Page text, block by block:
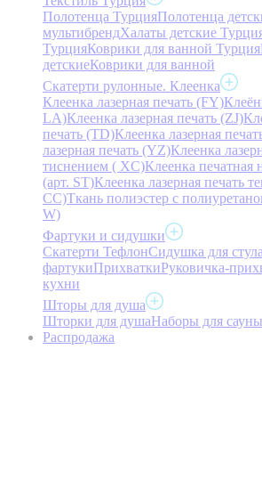
Полотенца ТурцияПолотенца
мультибрендХалаты детские
ТурцияКоврики для ванной Турция
детскиеКоврики для ванной
Скатерти рулонные. Клеенка
Клеенка лазерная печать (FY)
LA)Клеенка лазерная печать (ZJ)
печать (TD)Клеенка лазерная
лазерная печать (YZ)Клеенка
тиснением ( XC)Клеенка печатная
(арт. ST)Клеенка лазерная печать
CC)Ткань полиэстер с
W)
Фартуки и сидушки
Скатерти ТефлонСидушка для стула
фартукиПрихваткиРуковичка-
кухни
Шторы для душа
Шторки для душаНаборы для сауны
Распродажа